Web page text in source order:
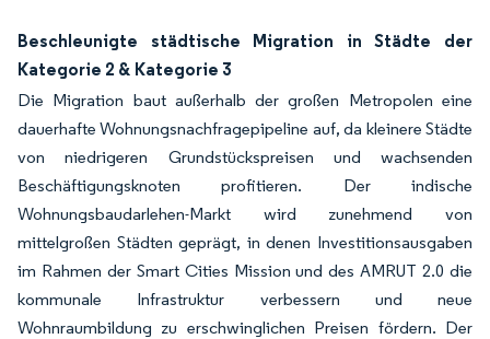
Beschleunigte städtische Migration in Städte der
Kategorie 2 & Kategorie 3
Die Migration baut außerhalb der großen Metropolen eine
dauerhafte Wohnungsnachfragepipeline auf, da kleinere Städte
von niedrigeren Grundstückspreisen und wachsenden
Beschäftigungsknoten profitieren. Der indische
Wohnungsbaudarlehen-Markt wird zunehmend von
mittelgroßen Städten geprägt, in denen Investitionsausgaben
im Rahmen der Smart Cities Mission und des AMRUT 2.0 die
kommunale Infrastruktur verbessern und neue
Wohnraumbildung zu erschwinglichen Preisen fördern. Der